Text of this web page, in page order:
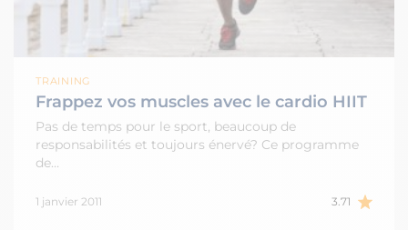
TRAINING
Frappez vos muscles avec le cardio HIIT
Pas de temps pour le sport, beaucoup de
responsabilités et toujours énervé? Ce programme
de…
1 janvier 2011 3.71